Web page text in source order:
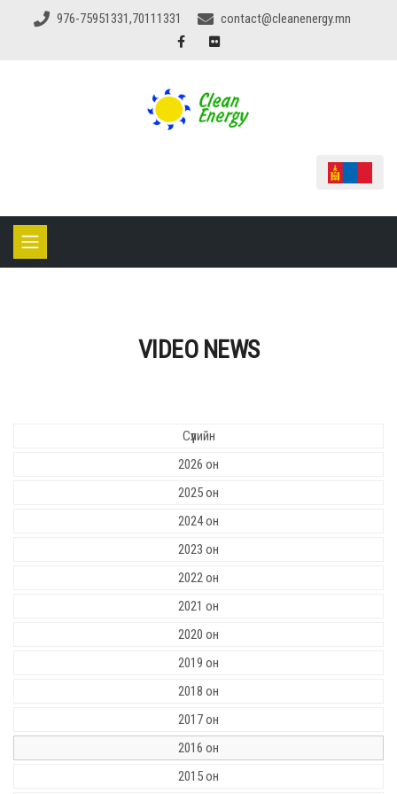
976-75951331,70111331 contact@cleanenergy.mn
VIDEO NEWS
Сүүлийн
2026 он
2025 он
2024 он
2023 он
2022 он
2021 он
2020 он
2019 он
2018 он
2017 он
2016 он
2015 он